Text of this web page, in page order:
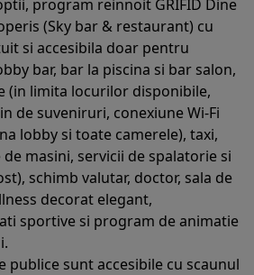
program reinnoit GRIFID Dine
(Sky bar & restaurant) cu
si accesibila doar pentru
bar, bar la piscina si bar salon,
(in limita locurilor disponibile,
de suveniruri, conexiune Wi-Fi
lobby si toate camerele), taxi,
masini, servicii de spalatorie si
schimb valutar, doctor, sala de
decorat elegant,
sportive si program de animatie
publice sunt accesibile cu scaunul